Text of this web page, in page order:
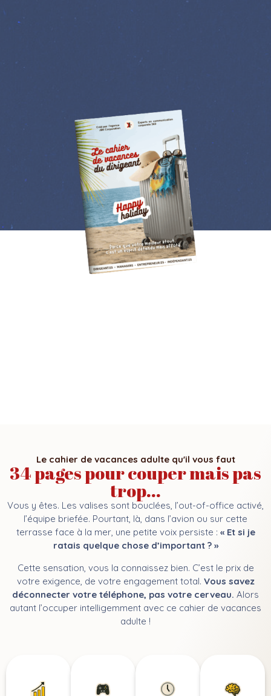
Le cahier de vacances adulte qu'il vous faut
34 pages pour couper mais pas
trop...
Vous y êtes. Les valises sont bouclées, l’out-of-office activé,
l’équipe briefée. Pourtant, là, dans l’avion ou sur cette
terrasse face à la mer, une petite voix persiste : « Et si je
ratais quelque chose d’important ? »
Cette sensation, vous la connaissez bien. C’est le prix de
votre exigence, de votre engagement total. Vous savez
déconnecter votre téléphone, pas votre cerveau. Alors
autant l’occuper intelligemment avec ce cahier de vacances
adulte !